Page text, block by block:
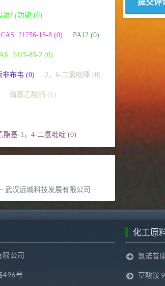
运行功能 (0)
CAS: 21256-18-8 (0) PA12 (0)
2415-85-2 (0)
非布韦 (0) 2，6-二氯吡嗪 (0)
巯基乙酸钙 (1)
酯基-1，4-二氢吡啶 (0)
武汉远城科技发展有限公司
限公司
496号
化工原
氯诺昔
草酸铵